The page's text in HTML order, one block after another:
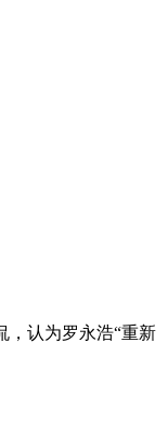
，认为罗永浩“重新